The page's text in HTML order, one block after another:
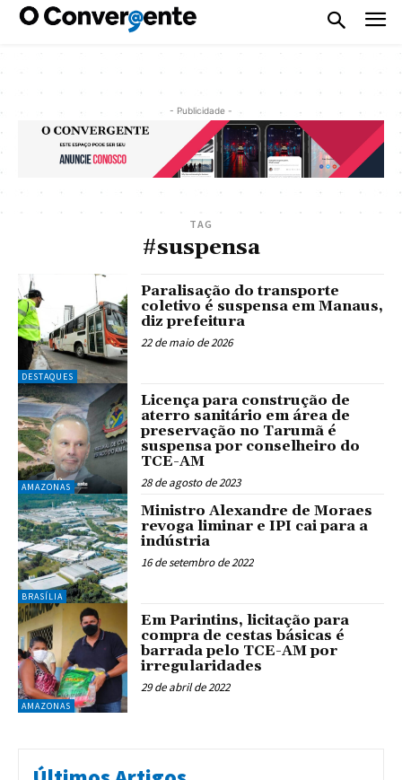
- Publicidade -
TAG
#suspensa
DESTAQUES
Paralisação do transporte
coletivo é suspensa em Manaus,
diz prefeitura
22 de maio de 2026
AMAZONAS
Licença para construção de
aterro sanitário em área de
preservação no Tarumã é
suspensa por conselheiro do
TCE-AM
28 de agosto de 2023
BRASÍLIA
Ministro Alexandre de Moraes
revoga liminar e IPI cai para a
indústria
16 de setembro de 2022
AMAZONAS
Em Parintins, licitação para
compra de cestas básicas é
barrada pelo TCE-AM por
irregularidades
29 de abril de 2022